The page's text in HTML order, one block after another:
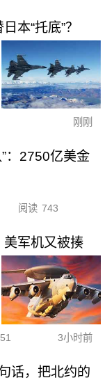
本“托底”？
刚刚
：2750亿美金
阅读 743
军机又被揍
3小时前
话，把北约的